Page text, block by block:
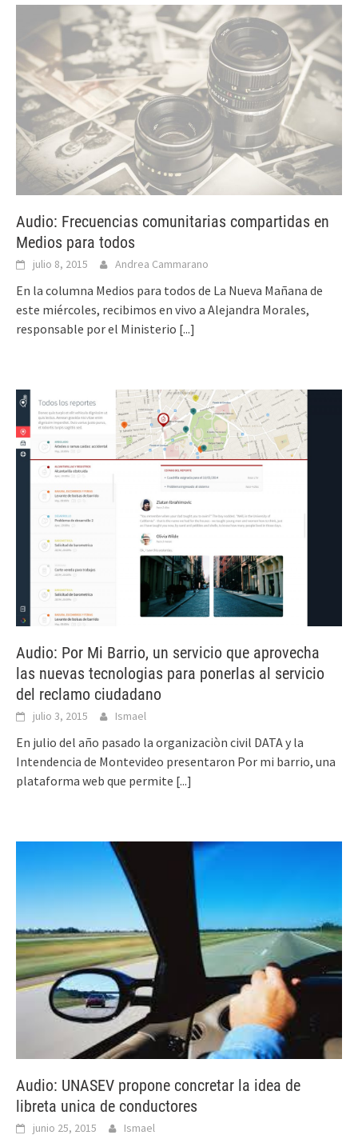
Audio: Frecuencias comunitarias compartidas en
Medios para todos
julio 8, 2015 Andrea Cammarano
En la columna Medios para todos de La Nueva Mañana de
este miércoles, recibimos en vivo a Alejandra Morales,
responsable por el Ministerio [...]
Audio: Por Mi Barrio, un servicio que aprovecha
las nuevas tecnologias para ponerlas al servicio
del reclamo ciudadano
julio 3, 2015 Ismael
En julio del año pasado la organizaciòn civil DATA y la
Intendencia de Montevideo presentaron Por mi barrio, una
plataforma web que permite [...]
Audio: UNASEV propone concretar la idea de
libreta unica de conductores
junio 25, 2015 Ismael